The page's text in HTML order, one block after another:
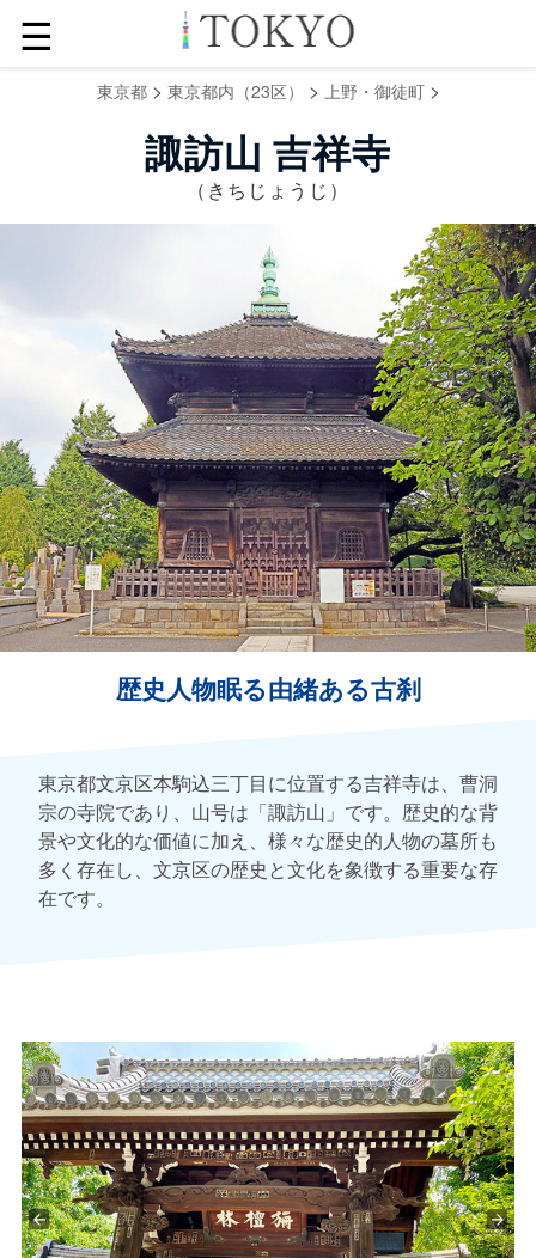
☰
東京都> 東京都内（23区） > 上野・御徒町>
諏訪山 吉祥寺
（きちじょうじ）
歴史人物眠る由緒ある古刹
東京都文京区本駒込三丁目に位置する吉祥寺は、曹洞
宗の寺院であり、山号は「諏訪山」です。歴史的な背
景や文化的な価値に加え、様々な歴史的人物の墓所も
多く存在し、文京区の歴史と文化を象徴する重要な存
在です。